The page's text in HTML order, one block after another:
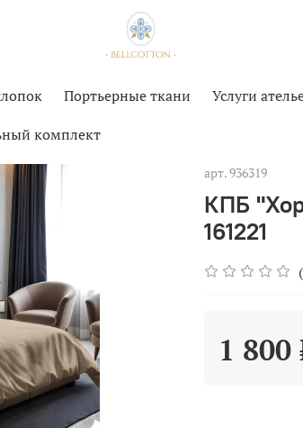
Портьерные ткани Услуги
комплект
арт.936319
КПБ
161221
1 800